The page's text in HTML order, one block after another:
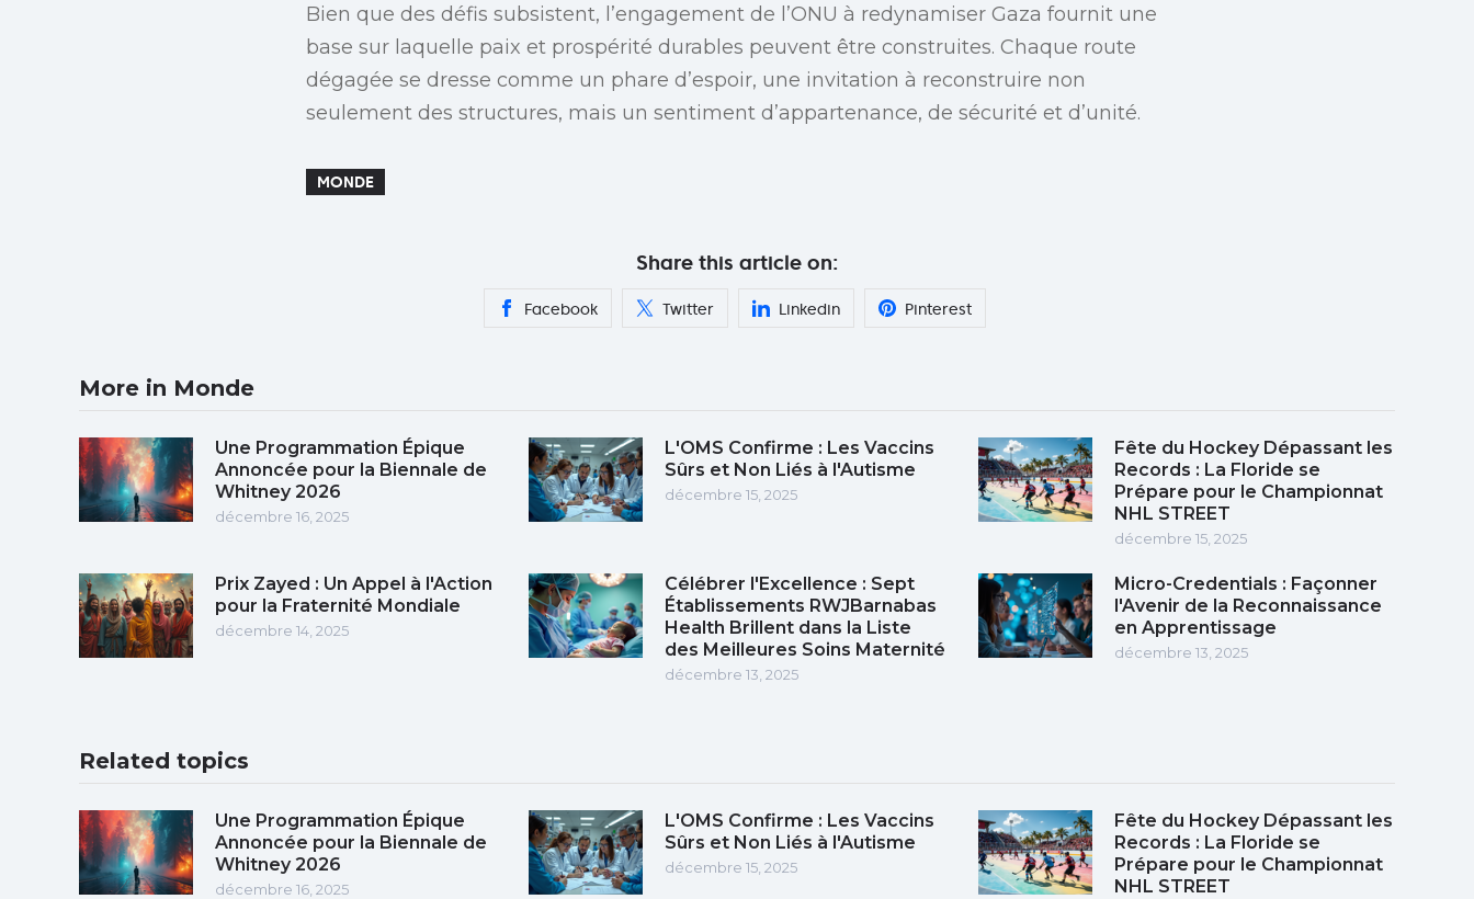
Bien que des défis subsistent, l’engagement de l’ONU à redynamiser Gaza fournit une
base sur laquelle paix et prospérité durables peuvent être construites. Chaque route
dégagée se dresse comme un phare d’espoir, une invitation à reconstruire non
seulement des structures, mais un sentiment d’appartenance, de sécurité et d’unité.
MONDE
Share this article on:
Facebook Twitter Linkedin Pinterest
More in Monde
Une Programmation Épique
Annoncée pour la Biennale de
Whitney 2026
décembre 16, 2025
L'OMS Confirme : Les Vaccins
Sûrs et Non Liés à l'Autisme
décembre 15, 2025
Fête du Hockey Dépassant les
Records : La Floride se
Prépare pour le Championnat
NHL STREET
décembre 15, 2025
Prix Zayed : Un Appel à l'Action
pour la Fraternité Mondiale
décembre 14, 2025
Célébrer l'Excellence : Sept
Établissements RWJBarnabas
Health Brillent dans la Liste
des Meilleures Soins Maternité
décembre 13, 2025
Micro-Credentials : Façonner
l'Avenir de la Reconnaissance
en Apprentissage
décembre 13, 2025
Related topics
Une Programmation Épique
Annoncée pour la Biennale de
Whitney 2026
décembre 16, 2025
L'OMS Confirme : Les Vaccins
Sûrs et Non Liés à l'Autisme
décembre 15, 2025
Fête du Hockey Dépassant les
Records : La Floride se
Prépare pour le Championnat
NHL STREET